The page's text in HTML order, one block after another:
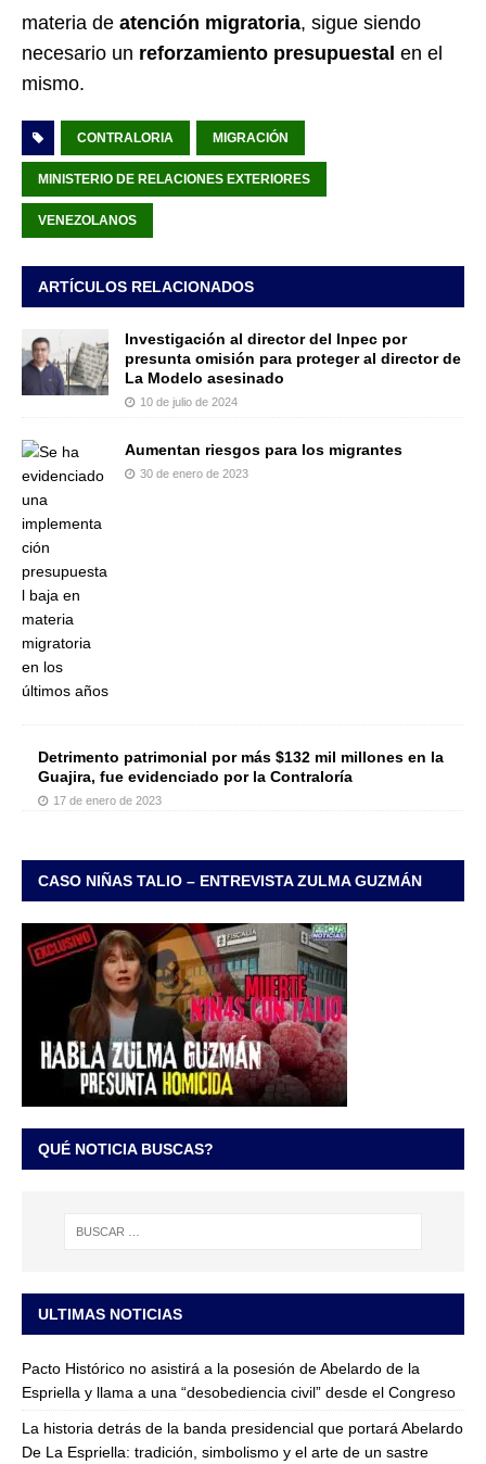
materia de atención migratoria, sigue siendo
necesario un reforzamiento presupuestal en el
mismo.
CONTRALORIA MIGRACIÓN
MINISTERIO DE RELACIONES EXTERIORES
VENEZOLANOS
ARTÍCULOS RELACIONADOS
Investigación al director del Inpec por
presunta omisión para proteger al director de
La Modelo asesinado
10 de julio de 2024
Aumentan riesgos para los migrantes
30 de enero de 2023
Detrimento patrimonial por más $132 mil millones en la
Guajira, fue evidenciado por la Contraloría
17 de enero de 2023
CASO NIÑAS TALIO – ENTREVISTA ZULMA GUZMÁN
QUÉ NOTICIA BUSCAS?
ULTIMAS NOTICIAS
Pacto Histórico no asistirá a la posesión de Abelardo de la
Espriella y llama a una “desobediencia civil” desde el Congreso
La historia detrás de la banda presidencial que portará Abelardo
De La Espriella: tradición, simbolismo y el arte de un sastre